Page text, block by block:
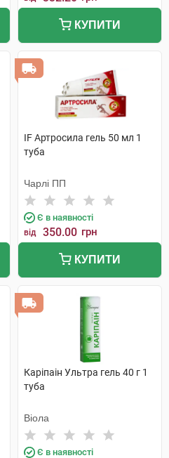
КУПИТИ
IF Артросила гель 50 мл 1
туба
Чарлі ПП
Є в наявності
від 350.00 грн
КУПИТИ
Каріпаін Ультра гель 40 г 1
туба
Віола
Є в наявності